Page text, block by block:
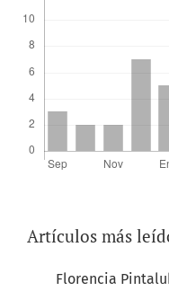
Artículos más
Florencia